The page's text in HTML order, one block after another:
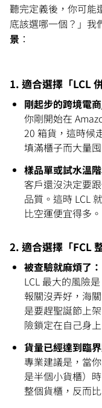
聽完定義後，你可能
底該選哪一個？」我
景 ：
1. 適合選擇「LCL
剛起步的跨境電
你剛開始在
20 箱貨，這時候
填滿櫃子而大量
樣品單或試水溫階
客戶還沒決定要
品質。這時 LCL
比空運便宜得多。
2. 適合選擇「FCL
被查驗就麻煩了：
LCL 最大的風險
報關沒弄好，海
是要趕聖誕節上
險鎖定在自己身上
貨量已經達到臨界
專業建議是，當
是半個小貨櫃）
整個貨櫃，反而